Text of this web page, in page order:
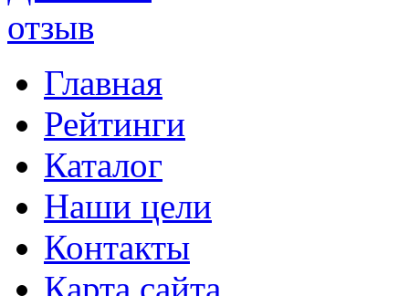
Главная
Рейтинги
Каталог
Наши цели
Контакты